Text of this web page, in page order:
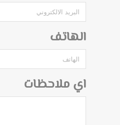
الهاتف
اي ملاحظات